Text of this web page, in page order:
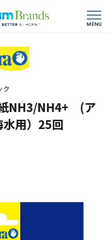
ク
NH3/NH4+ (ア
用）25回